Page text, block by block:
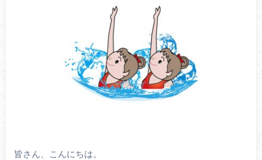
皆さん、こんにちは。